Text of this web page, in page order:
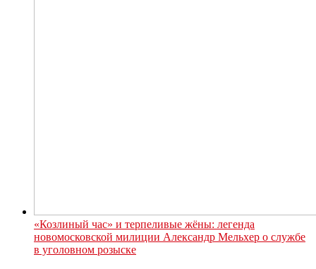
«Козлиный час» и терпеливые жёны: легенда
новомосковской милиции Александр Мельхер о службе
в уголовном розыске